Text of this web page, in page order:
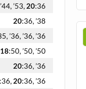
’53, 20:36
20:36, ’38
’36, ’36, ’36
18:50, ’50, ’50
20:36, ’36
:36, 20:36, ’36